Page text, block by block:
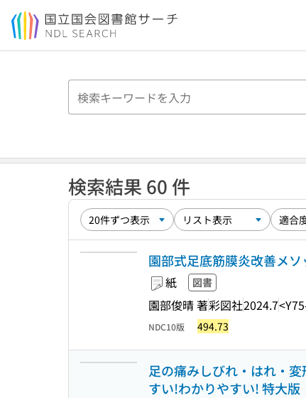
本文へ移動
検索結果 60 件
園部式足底筋膜炎改善メ
紙 図書
園部俊晴 著彩図社2024.7
NDC10版 494.73
足の痛みしびれ・はれ・
すい!わかりやすい! 特大版